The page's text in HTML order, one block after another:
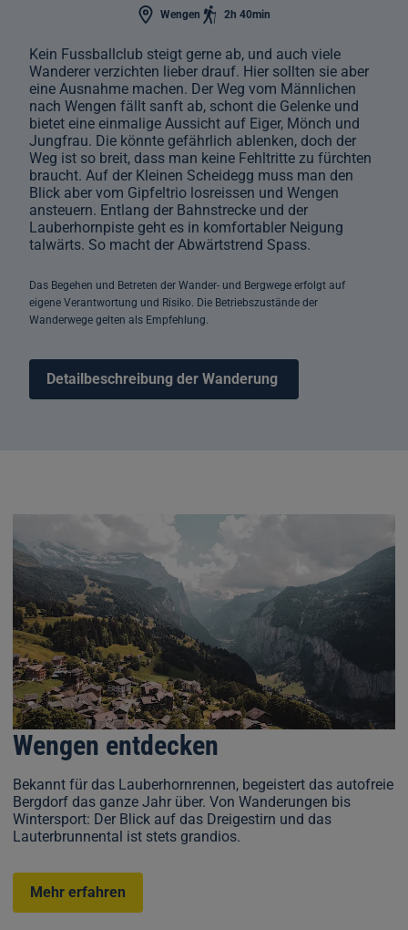
Wengen 2h 40min
Kein Fussballclub steigt gerne ab, und auch viele
Wanderer verzichten lieber drauf. Hier sollten sie aber
eine Ausnahme machen. Der Weg vom Männlichen
nach Wengen fällt sanft ab, schont die Gelenke und
bietet eine einmalige Aussicht auf Eiger, Mönch und
Jungfrau. Die könnte gefährlich ablenken, doch der
Weg ist so breit, dass man keine Fehltritte zu fürchten
braucht. Auf der Kleinen Scheidegg muss man den
Blick aber vom Gipfeltrio losreissen und Wengen
ansteuern. Entlang der Bahnstrecke und der
Lauberhornpiste geht es in komfortabler Neigung
talwärts. So macht der Abwärtstrend Spass.
Das Begehen und Betreten der Wander- und Bergwege erfolgt auf
eigene Verantwortung und Risiko. Die Betriebszustände der
Wanderwege gelten als Empfehlung.
Detailbeschreibung der Wanderung
Wengen entdecken
Bekannt für das Lauberhornrennen, begeistert das autofreie
Bergdorf das ganze Jahr über. Von Wanderungen bis
Wintersport: Der Blick auf das Dreigestirn und das
Lauterbrunnental ist stets grandios.
Mehr erfahren